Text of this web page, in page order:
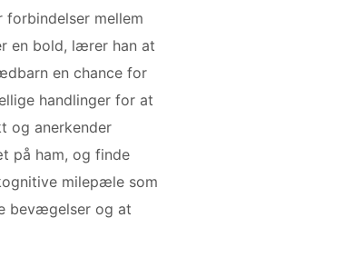
mellem
en bold, lærer han at
en chance for
handlinger for at
og anerkender
på ham, og finde
milepæle som
bevægelser og at